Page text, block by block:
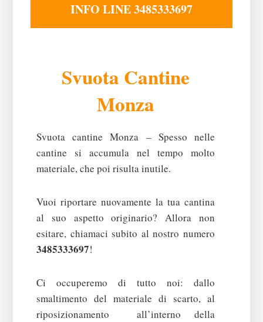
INFO LINE 3485333697
Svuota Cantine
Monza
Svuota cantine Monza – Spesso nelle
cantine si accumula nel tempo molto
materiale, che poi risulta inutile.
Vuoi riportare nuovamente la tua cantina
al suo aspetto originario? Allora non
esitare, chiamaci subito al nostro numero
3485333697!
Ci occuperemo di tutto noi: dallo
smaltimento del materiale di scarto, al
riposizionamento all’interno della